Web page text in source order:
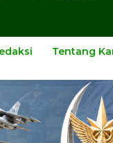
Tentang